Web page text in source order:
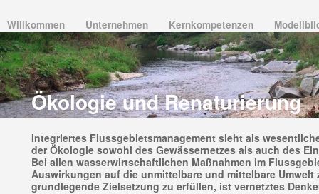
Willkommen Unternehmen Kernkompetenzen
Ökologie und Renaturierung
Integriertes Flussgebietsmanagement sieht als
der Ökologie sowohl des Gewässernetzes als auch des
Bei allen wasserwirtschaftlichen Maßnahmen im
Auswirkungen auf die unmittelbare und mittelbare
grundlegende Zielsetzung zu erfüllen, ist vernetztes